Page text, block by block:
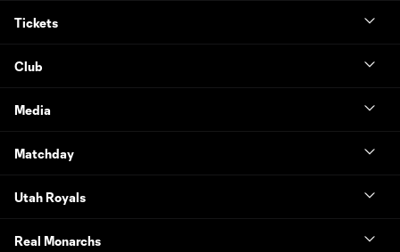
Tickets
Club
Media
Matchday
Utah Royals
Real Monarchs